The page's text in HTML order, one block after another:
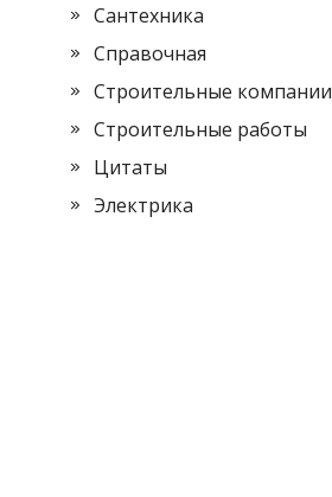
Сантехника
Справочная
Строительные компании
Строительные работы
Цитаты
Электрика